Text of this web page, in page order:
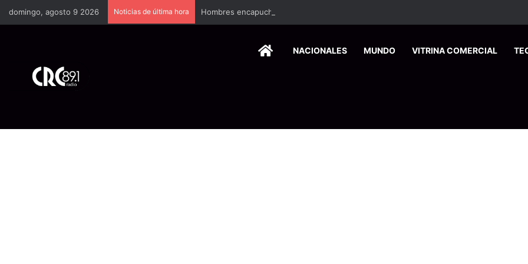
domingo, agosto 9 2026 Noticias de última hora Hombres encapuchados ingresan a hospital de Nicoya y matan a paciente a balazos
HOMENACIONALES MUNDO VITRINA COMERCIAL